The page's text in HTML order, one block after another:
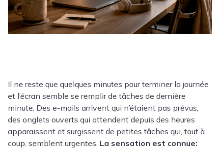
Il ne reste que quelques minutes pour terminer la journée
et l’écran semble se remplir de tâches de dernière
minute. Des e-mails arrivent qui n’étaient pas prévus,
des onglets ouverts qui attendent depuis des heures
apparaissent et surgissent de petites tâches qui, tout à
coup, semblent urgentes. La sensation est connue: